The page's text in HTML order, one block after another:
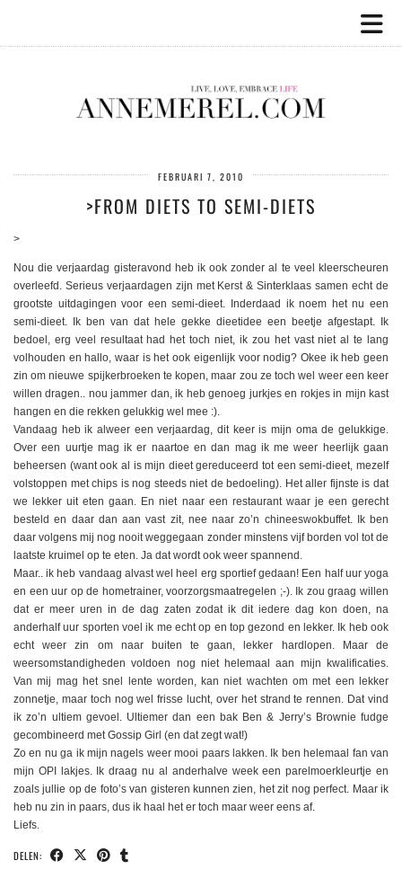
FEBRUARI 7, 2010
>FROM DIETS TO SEMI-DIETS
>
Nou die verjaardag gisteravond heb ik ook zonder al te veel kleerscheuren
overleefd. Serieus verjaardagen zijn met Kerst & Sinterklaas samen echt de
grootste uitdagingen voor een semi-dieet. Inderdaad ik noem het nu een
semi-dieet. Ik ben van dat hele gekke dieetidee een beetje afgestapt. Ik
bedoel, erg veel resultaat had het toch niet, ik zou het vast niet al te lang
volhouden en hallo, waar is het ook eigenlijk voor nodig? Okee ik heb geen
zin om nieuwe spijkerbroeken te kopen, maar zou ze toch wel weer een keer
willen dragen.. nou jammer dan, ik heb genoeg jurkjes en rokjes in mijn kast
hangen en die rekken gelukkig wel mee :).
Vandaag heb ik alweer een verjaardag, dit keer is mijn oma de gelukkige.
Over een uurtje mag ik er naartoe en dan mag ik me weer heerlijk gaan
beheersen (want ook al is mijn dieet gereduceerd tot een semi-dieet, mezelf
volstoppen met chips is nog steeds niet de bedoeling). Het aller fijnste is dat
we lekker uit eten gaan. En niet naar een restaurant waar je een gerecht
besteld en daar dan aan vast zit, nee naar zo’n chineeswokbuffet. Ik ben
daar volgens mij nog nooit weggegaan zonder minstens vijf borden vol tot de
laatste kruimel op te eten. Ja dat wordt ook weer spannend.
Maar.. ik heb vandaag alvast wel heel erg sportief gedaan! Een half uur yoga
en een uur op de hometrainer, voorzorgsmaatregelen ;-). Ik zou graag willen
dat er meer uren in de dag zaten zodat ik dit iedere dag kon doen, na
anderhalf uur sporten voel ik me echt op en top gezond en lekker. Ik heb ook
echt weer zin om naar buiten te gaan, lekker hardlopen. Maar de
weersomstandigheden voldoen nog niet helemaal aan mijn kwalificaties.
Van mij mag het snel lente worden, kan niet wachten om met een lekker
zonnetje, maar toch nog wel frisse lucht, over het strand te rennen. Dat vind
ik zo’n ultiem gevoel. Ultiemer dan een bak Ben & Jerry’s Brownie fudge
gecombineerd met Gossip Girl (en dat zegt wat!)
Zo en nu ga ik mijn nagels weer mooi paars lakken. Ik ben helemaal fan van
mijn OPI lakjes. Ik draag nu al anderhalve week een parelmoerkleurtje en
zoals jullie op de foto’s van gisteren kunnen zien, het zit nog perfect. Maar ik
heb nu zin in paars, dus ik haal het er toch maar weer eens af.
Liefs.
DELEN: